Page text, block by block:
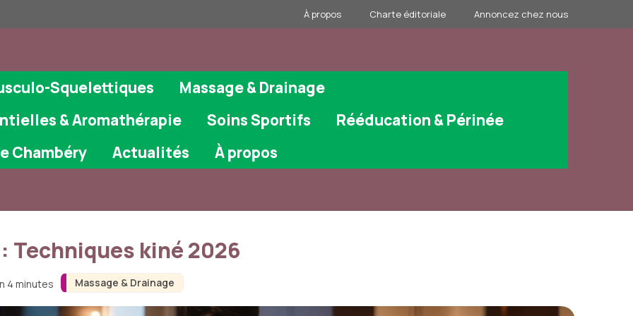
À propos Charte éditoriale Annoncez chez nous
Squelettiques
Massage & Drainage
& Aromathérapie
Soins Sportifs
Rééducation & Périnée
Chambéry
Actualités À propos
Massage & Drainage
Techniques kiné 2026
4 minutes